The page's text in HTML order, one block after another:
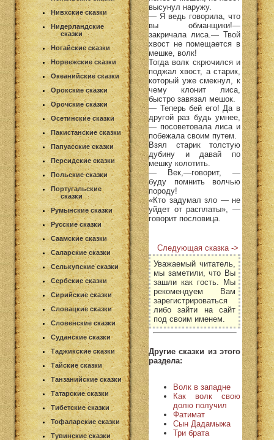
Нивхские сказки
Нидерландские
сказки
Ногайские сказки
Норвежские сказки
Океанийские сказки
Орокские сказки
Орочские сказки
Осетинские сказки
Пакистанские сказки
Папуасские сказки
Персидские сказки
Польские сказки
Португальские
сказки
Румынские сказки
Русские сказки
Саамские сказки
Саларские сказки
Селькупские сказки
Сербские сказки
Сирийские сказки
Словацкие сказки
Словенские сказки
Суданские сказки
Таджикские сказки
Тайские сказки
Танзанийские сказки
Татарские сказки
Тибетские сказки
Тофаларские сказки
Тувинские сказки
высунул наружу.
— Я ведь говорила, что
вы обманщики!—
закричала лиса.— Твой
хвост не помещается в
мешке, волк!
Тогда волк скрючился и
поджал хвост, а старик,
который уже смекнул, к
чему клонит лиса,
быстро завязал мешок.
— Теперь бей его! Да в
другой раз будь умнее,
— посоветовала лиса и
побежала своим путем.
Взял старик толстую
дубину и давай по
мешку колотить.
— Век,—говорит, —
буду помнить волчью
породу!
«Кто задумал зло — не
уйдет от расплаты», —
говорит пословица.
Следующая сказка ->
Уважаемый читатель,
мы заметили, что Вы
зашли как гость. Мы
рекомендуем Вам
зарегистрироваться
либо зайти на сайт
под своим именем.
Другие сказки из этого
раздела:
Волк в западне
Как волк свою
долю получил
Фатимат
Сын Дадамыжа
Три брата